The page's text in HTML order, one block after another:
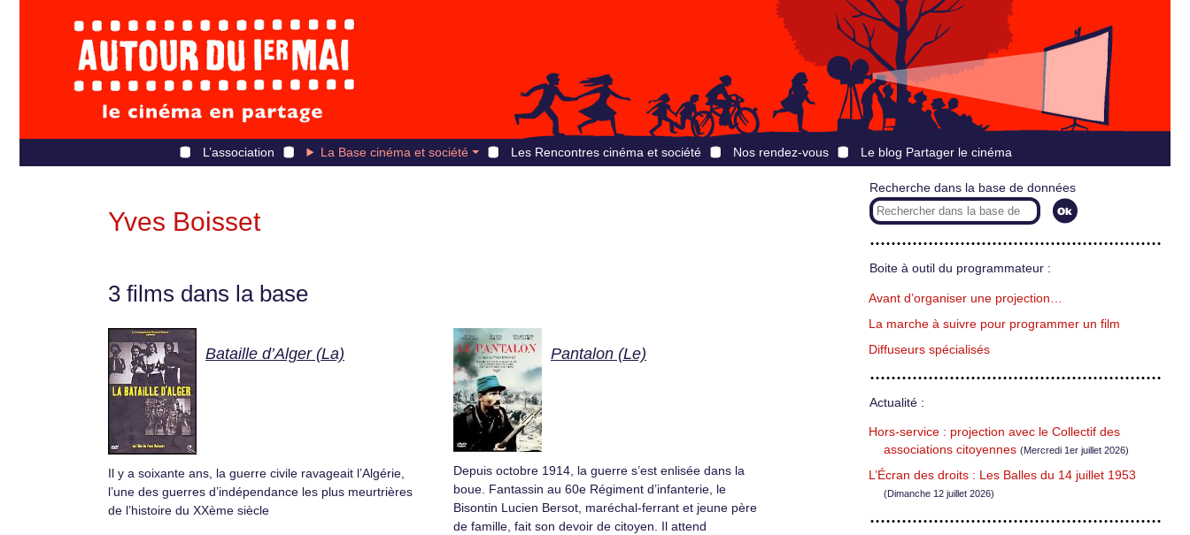
L’association La Base cinéma et société Les Rencontres cinéma et société Nos rendez-vous Le blog Partager le cinéma
Yves Boisset
3 films dans la base
Bataille d’Alger (La)
Il y a soixante ans, la guerre civile ravageait l’Algérie,
l’une des guerres d’indépendance les plus meurtrières
de l’histoire du XXème siècle
Pantalon (Le)
Depuis octobre 1914, la guerre s’est enlisée dans la
boue. Fantassin au 60e Régiment d’infanterie, le
Bisontin Lucien Bersot, maréchal-ferrant et jeune père
de famille, fait son devoir de citoyen. Il attend
Recherche dans la base de données
Boite à outil du programmateur :
Avant d’organiser une projection…
La marche à suivre pour programmer un film
Diffuseurs spécialisés
Actualité :
Hors-service : projection avec le Collectif des
associations citoyennes (Mercredi 1er juillet 2026)
L’Écran des droits : Les Balles du 14 juillet 1953
(Dimanche 12 juillet 2026)